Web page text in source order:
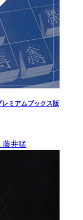
ミアムブックス版
藤井猛